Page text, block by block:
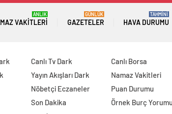
VAKITLERI
ANLIK
GAZETELER
GÜNLÜK
HAVA DURUMU
TAHMİNİ
Canlı Tv Dark
Yayın Akışları Dark
Nöbetçi Eczaneler
Son Dakika
Canlı Borsa
Namaz Vakitleri
Puan Durumu
Örnek Burç Yorumu